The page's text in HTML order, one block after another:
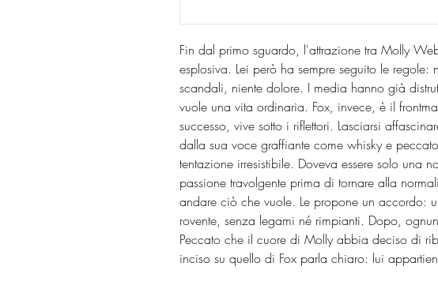
Fin dal primo sguardo, l'attrazione tra Molly
esplosiva. Lei però ha sempre seguito le regole:
scandali, niente dolore. I media hanno già
vuole una vita ordinaria. Fox, invece, è il
successo, vive sotto i riflettori. Lasciarsi
dalla sua voce graffiante come whisky e
tentazione irresistibile. Doveva essere solo una
passione travolgente prima di tornare alla
andare ciò che vuole. Le propone un accordo:
rovente, senza legami né rimpianti. Dopo,
Peccato che il cuore di Molly abbia deciso di
inciso su quello di Fox parla chiaro: lui